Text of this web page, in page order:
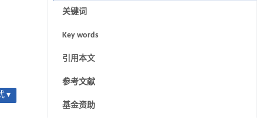
▾
关键词
Key words
引用本文
参考文献
基金资助